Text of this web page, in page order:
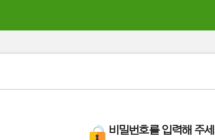
비밀번호를 입력해 주